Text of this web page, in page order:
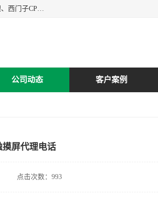
上海诗幕自动化设备有限公司是一家西门子授权分销商；主要负责：德国西门子模块代理商、西门子PLC模块总代理、西门子CPU模块代理商、西门子电缆代理、西门子触摸屏变频器总代理等专销售西门子各系列产品；实体公司，诚信经营，价格优势，品质保证，库存量大，供应！
公司动态 客户案例
屏代理电话
点击次数：993